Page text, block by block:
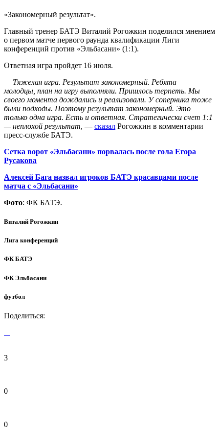
«Закономерный результат».
Главный тренер БАТЭ Виталий Рогожкин поделился мнением
о первом матче первого раунда квалификации Лиги
конференций против «Эльбасани» (1:1).
Ответная игра пройдет 16 июля.
— Тяжелая игра. Результат закономерный. Ребята —
молодцы, план на игру выполняли. Пришлось терпеть. Мы
своего момента дождались и реализовали. У соперника тоже
были подходы. Поэтому результат закономерный. Это
только одна игра. Есть и ответная. Стратегически счет 1:1
— неплохой результат, — сказал Рогожкин в комментарии
пресс-службе БАТЭ.
Сетка ворот «Эльбасани» порвалась после гола Егора
Русакова
Алексей Бага назвал игроков БАТЭ красавцами после
матча с «Эльбасани»
Фото: ФК БАТЭ.
Виталий Рогожкин
Лига конференций
ФК БАТЭ
ФК Эльбасани
футбол
Поделиться:
3
0
0